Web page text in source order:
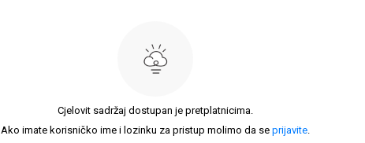
Cjelovit sadržaj dostupan je pretplatnicima.
Ako imate korisničko ime i lozinku za pristup molimo da se prijavite.